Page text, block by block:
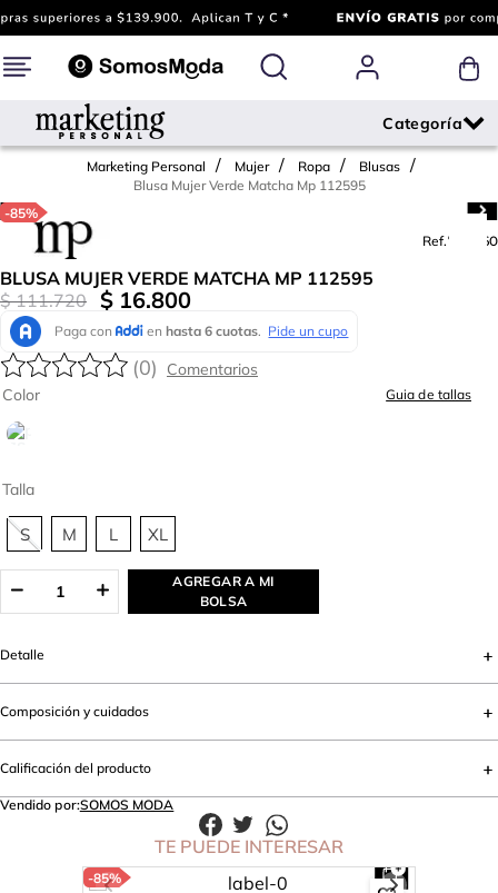
Marketing Personal Mujer Ropa
Blusas
Blusa Mujer Verde Matcha Mp 112595
-85%
Ref.782360
BLUSA MUJER VERDE MATCHA MP 112595
$ 111.720 $ 16.800
(0)
Talla
S M L XL
Color Guia de tallas
AGREGAR A MI
BOLSA
Detalle
Composición y cuidados
Calificación del producto
Vendido por:SOMOS MODA
TE PUEDE INTERESAR
-85%